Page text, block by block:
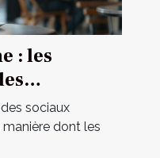
: les
sociaux
dont les